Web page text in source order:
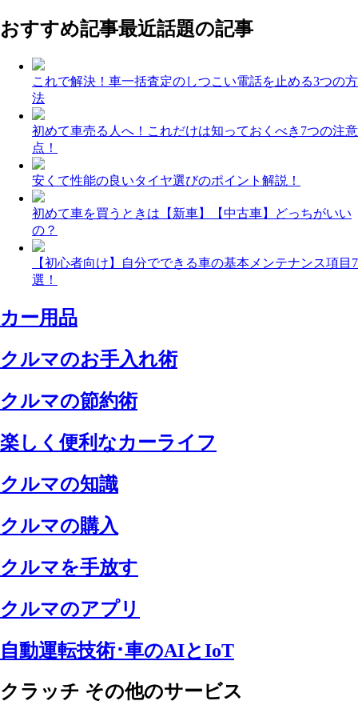
おすすめ記事最近話題の記事
これで解決！車一括査定のしつこい電話を止める3つの方
法
初めて車売る人へ！これだけは知っておくべき7つの注意
点！
安くて性能の良いタイヤ選びのポイント解説！
初めて車を買うときは【新車】【中古車】どっちがいい
の？
【初心者向け】自分でできる車の基本メンテナンス項目7
選！
カー用品
クルマのお手入れ術
クルマの節約術
楽しく便利なカーライフ
クルマの知識
クルマの購入
クルマを手放す
クルマのアプリ
自動運転技術･車のAIとIoT
クラッチ その他のサービス